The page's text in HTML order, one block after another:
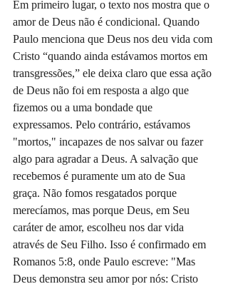
Em primeiro lugar, o texto nos mostra que o
amor de Deus não é condicional. Quando
Paulo menciona que Deus nos deu vida com
Cristo “quando ainda estávamos mortos em
transgressões,” ele deixa claro que essa ação
de Deus não foi em resposta a algo que
fizemos ou a uma bondade que
expressamos. Pelo contrário, estávamos
"mortos," incapazes de nos salvar ou fazer
algo para agradar a Deus. A salvação que
recebemos é puramente um ato de Sua
graça. Não fomos resgatados porque
merecíamos, mas porque Deus, em Seu
caráter de amor, escolheu nos dar vida
através de Seu Filho. Isso é confirmado em
Romanos 5:8, onde Paulo escreve: "Mas
Deus demonstra seu amor por nós: Cristo